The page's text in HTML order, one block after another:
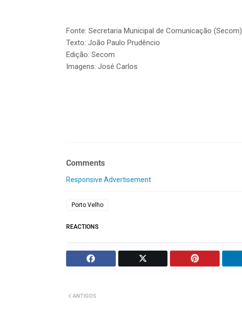
Fonte: Secretaria Municipal de Comunicação (Secom)
Texto: João Paulo Prudêncio
Edição: Secom
Imagens: José Carlos
Comments
Responsive Advertisement
Porto Velho
REACTIONS
ANTIGOS